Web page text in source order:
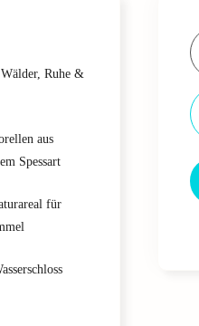
Ruhe &
aus
Spessart
für